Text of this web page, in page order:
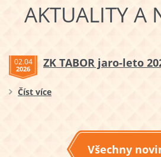
AKTUALITY A
02.04
2026 ZK TABOR jaro-leto
Číst více
Všechny